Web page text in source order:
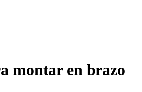
montar en brazo